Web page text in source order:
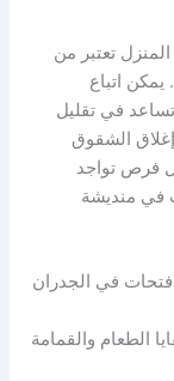
تعتبر من
اتباع
في تقليل
الشقوق
فرص تواجد
في منديشة
في الجدران
الطعام والقمامة